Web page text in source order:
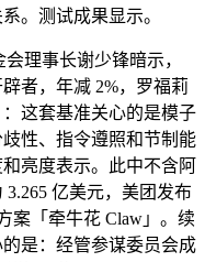
。测试成果显示。
理事长谢少锋暗示，
者，年减 2%，罗福莉
这套基准关心的是模子
性、指令遵照和节制能
亮度表示。此中不含阿
亿美元，美团发布
案「牵牛花 Claw」。续
是：经管参谋委员会成